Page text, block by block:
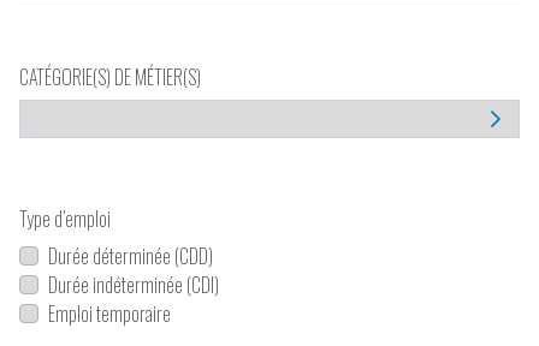
CATÉGORIE(S) DE MÉTIER(S)
Type d’emploi
Durée déterminée (CDD)
Durée indéterminée (CDI)
Emploi temporaire